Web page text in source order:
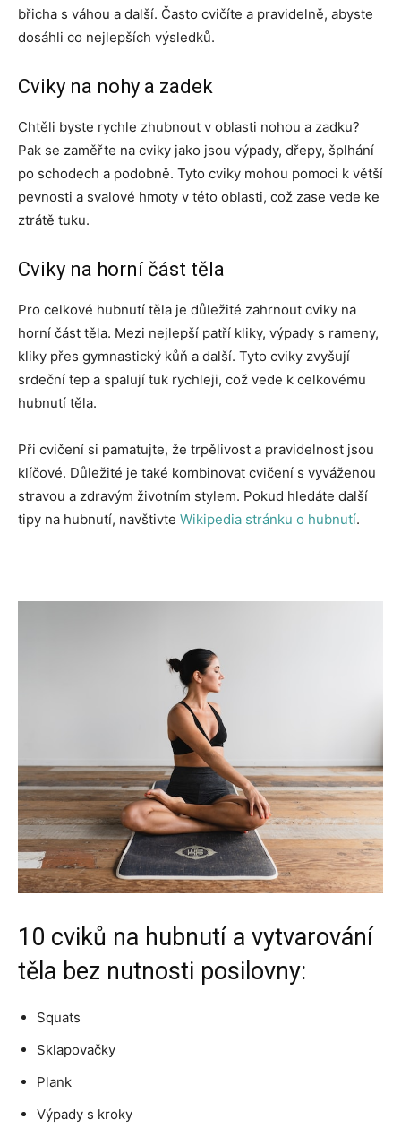
břicha s váhou a další. Často cvičíte a pravidelně, abyste
dosáhli co nejlepších výsledků.
Cviky na nohy a zadek
Chtěli byste rychle zhubnout v oblasti nohou a zadku?
Pak se zaměřte na cviky jako jsou výpady, dřepy, šplhání
po schodech a podobně. Tyto cviky mohou pomoci k větší
pevnosti a svalové hmoty v této oblasti, což zase vede ke
ztrátě tuku.
Cviky na horní část těla
Pro celkové hubnutí těla je důležité zahrnout cviky na
horní část těla. Mezi nejlepší patří kliky, výpady s rameny,
kliky přes gymnastický kůň a další. Tyto cviky zvyšují
srdeční tep a spalují tuk rychleji, což vede k celkovému
hubnutí těla.
Při cvičení si pamatujte, že trpělivost a pravidelnost jsou
klíčové. Důležité je také kombinovat cvičení s vyváženou
stravou a zdravým životním stylem. Pokud hledáte další
tipy na hubnutí, navštivte Wikipedia stránku o hubnutí.
10 cviků na hubnutí a vytvarování
těla bez nutnosti posilovny:
Squats
Sklapovačky
Plank
Výpady s kroky